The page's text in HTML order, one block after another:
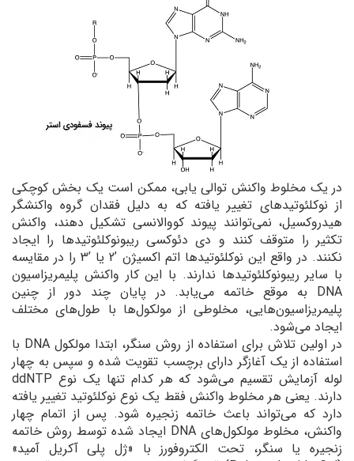
در یک مخلوط واکنش توالی یابی، ممکن است یک بخش کوچکی
از نوکلئوتیدهای تغییر یافته که به دلیل فقدان گروه واکنشگر
هیدروکسیل، نمی‌توانند پیوند کووالانسی تشکیل دهند، واکنش
تکثیر را متوقف کنند و دی دئوکسی ریبونوکلئوتیدها را ایجاد
نکنند. در واقع این نوکلئوتیدها اتم اکسیژن ’2 یا ’3 را در مقایسه
با سایر ریبونوکلئوتیدها ندارند. با این کار واکنش پلیمریزاسیون
DNA به موقع خاتمه می‌یابد. در پایان چند دور از چنین
پلیمریزاسیون‌هایی، مخلوطی از مولکول‌‌ها با طول‌‌های مختلف
ایجاد می‌شود.
در اولین تلاش برای استفاده از روش سنگر، ابتدا مولکول DNA با
استفاده از یک آغازگر دارای برچسب تقویت شده و سپس به چهار
لوله آزمایش تقسیم می‌شود که هر کدام تنها یک نوع ddNTP
دارند. یعنی هر مخلوط واکنش فقط یک نوع نوکلئوتید تغییر یافته
دارد که می‌تواند باعث خاتمه زنجیره شود. پس از اتمام چهار
واکنش، مخلوط مولکول‌های DNA ایجاد شده توسط روش خاتمه
زنجیره یا سنگر، تحت الکتروفورز با «ژل پلی آکریل آمید»